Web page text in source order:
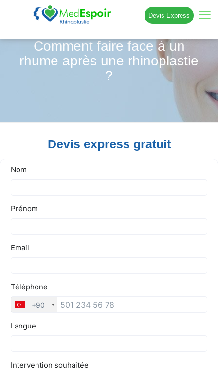
Devis Express
Comment faire face à un
rhume après une rhinoplastie
?
Devis express gratuit